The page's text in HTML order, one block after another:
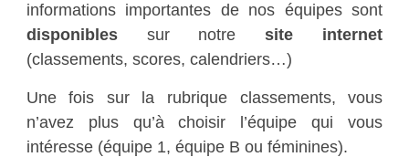
informations importantes de nos équipes sont
disponiblessur notresite internet
(classements, scores, calendriers…)
Une fois sur la rubrique classements, vous
n’avez plus qu’à choisir l’équipe qui vous
intéresse (équipe 1, équipe B ou féminines).